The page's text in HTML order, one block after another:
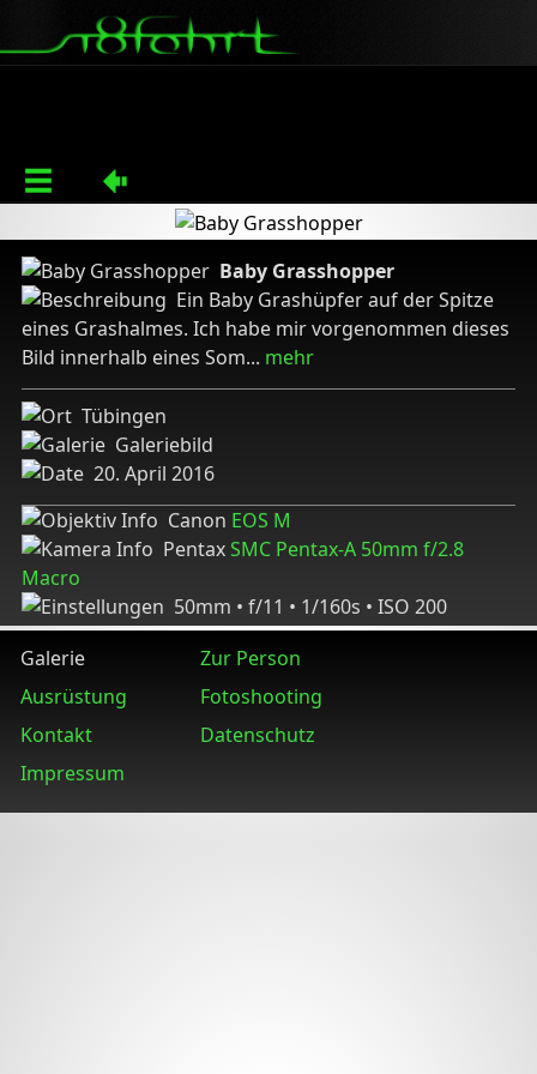
Baby Grasshopper
Ein Baby Grashüpfer auf der Spitze
eines Grashalmes. Ich habe mir vorgenommen dieses
Bild innerhalb eines Som... mehr
Tübingen
Galeriebild
20. April 2016
Canon EOS M
PentaxSMC Pentax-A 50mm f/2.8
Macro
50mm • f/11 • 1/160s • ISO 200
Galerie
Zur Person
Ausrüstung
Fotoshooting
Kontakt
Datenschutz
Impressum